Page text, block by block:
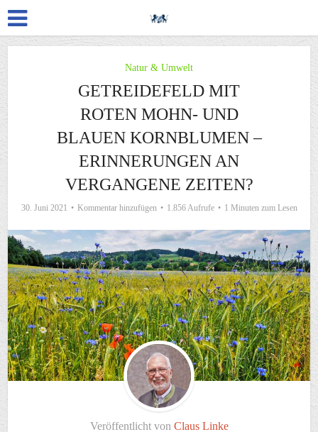
Natur & Umwelt
GETREIDEFELD MIT
ROTEN MOHN- UND
BLAUEN KORNBLUMEN –
ERINNERUNGEN AN
VERGANGENE ZEITEN?
30. Juni 2021 Kommentar hinzufügen 1.856 Aufrufe 1 Minuten zum Lesen
Veröffentlicht von Claus Linke